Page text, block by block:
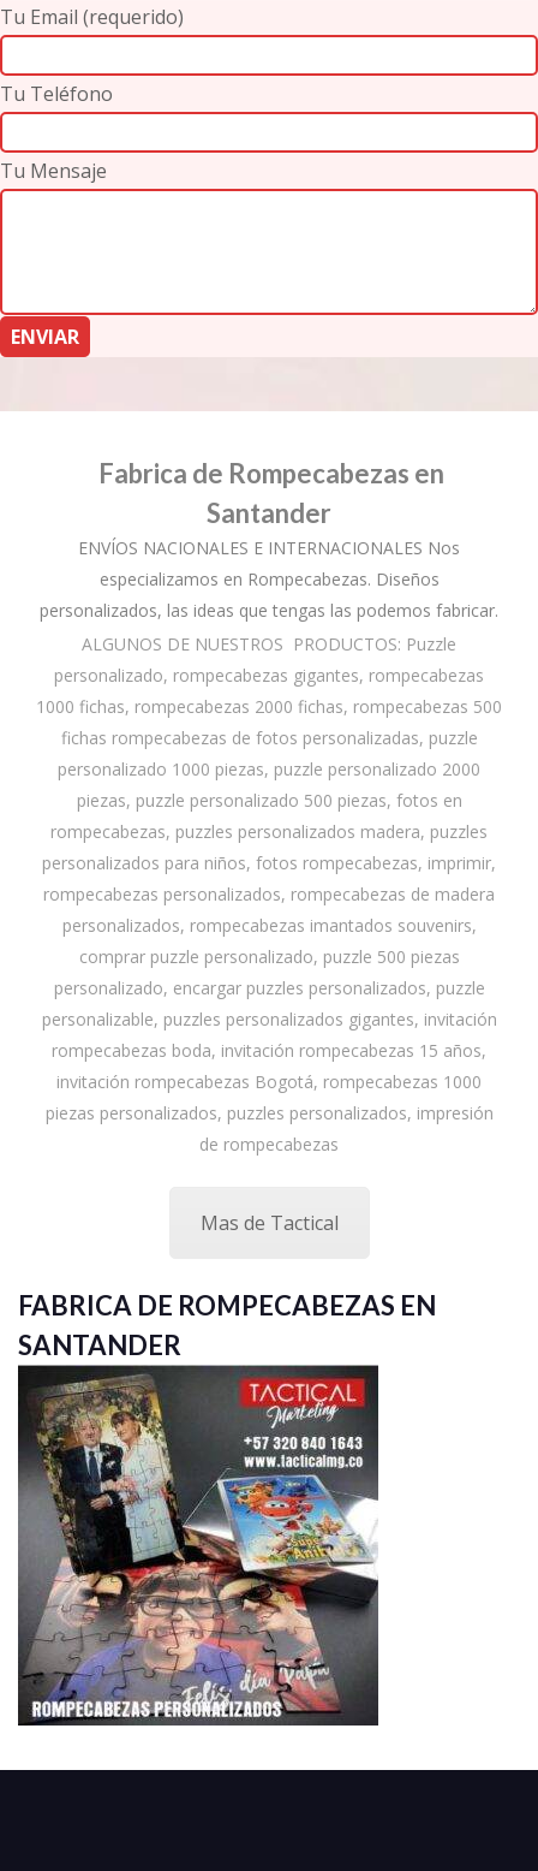
Tu Email (requerido)
Tu Teléfono
Tu Mensaje
Fabrica de Rompecabezas en
Santander
ENVÍOS NACIONALES E INTERNACIONALES Nos
especializamos en Rompecabezas. Diseños
personalizados, las ideas que tengas las podemos fabricar.
ALGUNOS DE NUESTROS PRODUCTOS: Puzzle
personalizado, rompecabezas gigantes, rompecabezas
1000 fichas, rompecabezas 2000 fichas, rompecabezas 500
fichas rompecabezas de fotos personalizadas, puzzle
personalizado 1000 piezas, puzzle personalizado 2000
piezas, puzzle personalizado 500 piezas, fotos en
rompecabezas, puzzles personalizados madera, puzzles
personalizados para niños, fotos rompecabezas, imprimir,
rompecabezas personalizados, rompecabezas de madera
personalizados, rompecabezas imantados souvenirs,
comprar puzzle personalizado, puzzle 500 piezas
personalizado, encargar puzzles personalizados, puzzle
personalizable, puzzles personalizados gigantes, invitación
rompecabezas boda, invitación rompecabezas 15 años,
invitación rompecabezas Bogotá, rompecabezas 1000
piezas personalizados, puzzles personalizados, impresión
de rompecabezas
Mas de Tactical
FABRICA DE ROMPECABEZAS EN
SANTANDER